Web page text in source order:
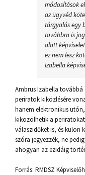
módosítások
az ügyvéd
tárgyalás egy
továbbra is
alatt
ez nem lesz
Izabella
Ambrus Izabella
periratok kiközlésére
hanem elektronikus
kiközölhetik a
válaszidőket is, és külön
szóra jegyezzék, ne
ahogyan az ezidáig
Forrás: RMDSZ